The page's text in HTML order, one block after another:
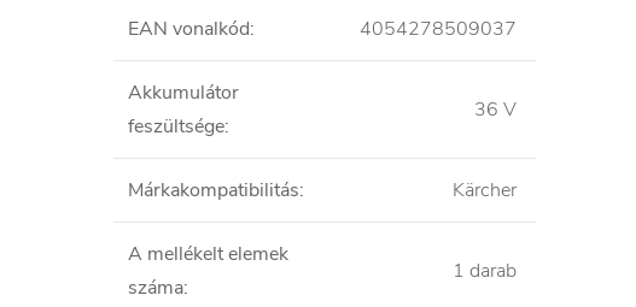
EAN vonalkód: 4054278509037
Akkumulátor
feszültsége:
36 V
Márkakompatibilitás: Kärcher
A mellékelt elemek
száma:
1 darab